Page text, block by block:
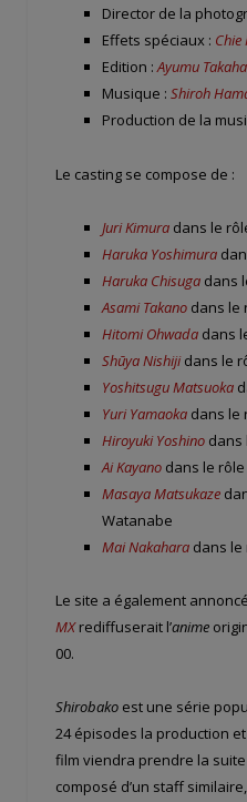
Director de la
Effets spéciaux : Chie
Edition :Ayumu
Musique : Shiroh
Production de la
Le casting se compose de :
Juri Kimura dans le
Haruka Yoshimura
Haruka Chisuga dans
Asami Takano dans le
Hitomi Ohwada dans
Shūya Nishijidans le
Yoshitsugu Matsuoka
Yuri Yamaoka dans le
Hiroyuki Yoshino dans
Ai Kayano dans le
Masaya Matsukaze
Watanabe
Mai Nakahara dans le
Le site a également
MX rediffuserait l’anime
00.
Shirobako est une série
24 épisodes la production et
film viendra prendre la
composé d’un staff